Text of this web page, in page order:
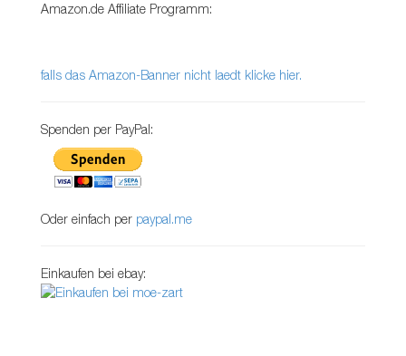
Amazon.de Affiliate Programm:
falls das Amazon-Banner nicht laedt klicke hier.
Spenden per PayPal:
Oder einfach per paypal.me
Einkaufen bei ebay: